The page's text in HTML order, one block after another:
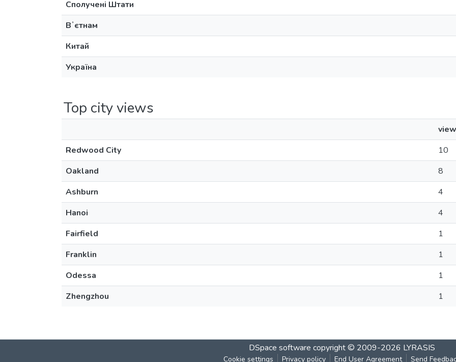
Сполучені Штати
Вʼєтнам
Китай
Україна
Top city views
Redwood City
10
Oakland
8
Ashburn
4
Hanoi
4
Fairfield
1
Franklin
1
Odessa
1
Zhengzhou
1
DSpace software copyright © 2009-2026 LYRASIS
Cookie settings Privacy policy End User Agreement Send